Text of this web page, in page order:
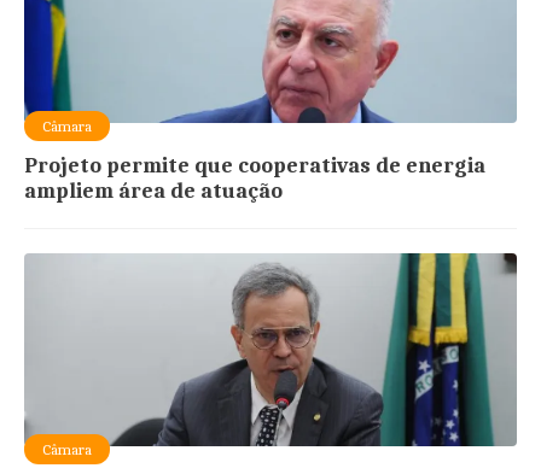
Câmara
Projeto permite que cooperativas de energia
ampliem área de atuação
Câmara